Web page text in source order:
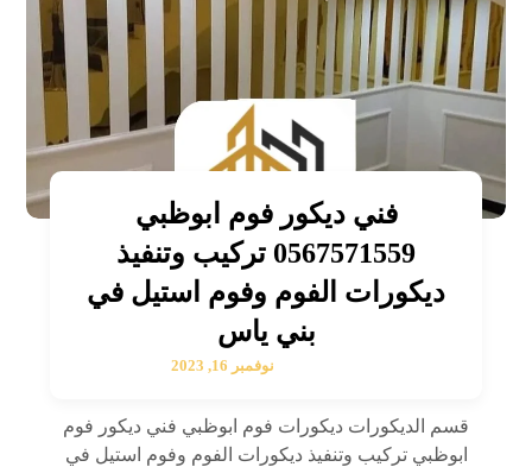
فني ديكور فوم ابوظبي
0567571559 تركيب وتنفيذ
ديكورات الفوم وفوم استيل في
بني ياس
نوفمبر 16, 2023
قسم الديكورات ديكورات فوم ابوظبي فني ديكور فوم
ابوظبي تركيب وتنفيذ ديكورات الفوم وفوم استيل في